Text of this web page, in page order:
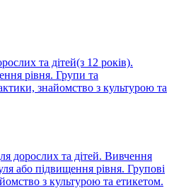
та дітей(з 12 років).
рівня. Групи та
знайомство з культурою та
дорослих та дітей. Вивчення
або підвищення рівня. Групові
з культурою та етикетом.